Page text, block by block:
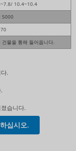
10.4~10.4
5000
물을 통해 들어옵니다.
.
습니다.
십시오.